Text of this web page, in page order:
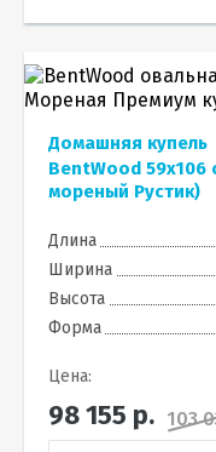
Домашняя купель
BentWood 59х106
мореный Рустик)
Длина
Ширина
Высота
Форма
Цена:
98 155 р. 103